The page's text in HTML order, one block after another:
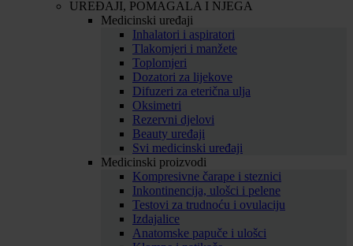
UREĐAJI, POMAGALA I NJEGA
Medicinski uređaji
Inhalatori i aspiratori
Tlakomjeri i manžete
Toplomjeri
Dozatori za lijekove
Difuzeri za eterična ulja
Oksimetri
Rezervni djelovi
Beauty uređaji
Svi medicinski uređaji
Medicinski proizvodi
Kompresivne čarape i steznici
Inkontinencija, ulošci i pelene
Testovi za trudnoću i ovulaciju
Izdajalice
Anatomske papuče i ulošci